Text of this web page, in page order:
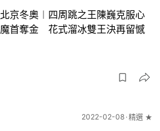
北京冬奧︱四周跳之王陳巍克服心
魔首奪金 花式溜冰雙王決再留憾
2022-02-08 精選 ★